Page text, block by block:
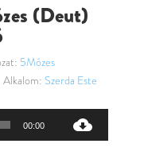
(Deut)
5Mózes
Alkalom: Szerda Este
00:00